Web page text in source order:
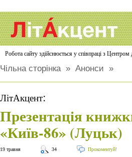
Робота сайту здійснюється у співпраці з
Чільна сторінка» Анонси »
ЛітАкцент:
Презентація
«Київ-86» (Луцьк)
19 травня 34 Прокоментуй!